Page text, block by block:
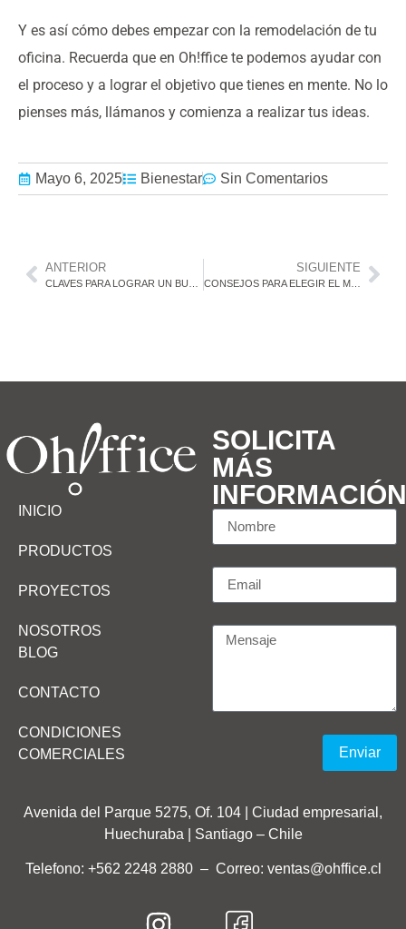
Y es así cómo debes empezar con la remodelación de tu
oficina. Recuerda que en Oh!ffice te podemos ayudar con
el proceso y a lograr el objetivo que tienes en mente. No lo
pienses más, llámanos y comienza a realizar tus ideas.
Mayo 6, 2025 Bienestar Sin Comentarios
ANTERIOR SIGUIENTE
CONSEJOS PARA ELEGIR EL MOBILIARIO DE TU OFICINA
INICIO
PRODUCTOS
PROYECTOS
NOSOTROS
BLOG
CONTACTO
CONDICIONES
COMERCIALES
SOLICITA
MÁS
INFORMACIÓN
Enviar
Avenida del Parque 5275, Of. 104 | Ciudad empresarial,
Huechuraba | Santiago – Chile
Telefono: +562 2248 2880 – Correo: ventas@ohffice.cl